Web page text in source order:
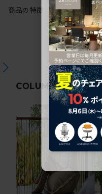
商品の特徴
COLUMN関連コラム